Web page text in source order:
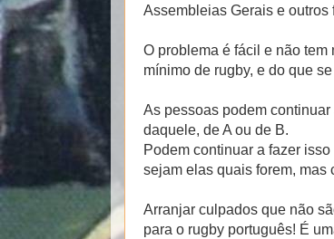
Assembleias Gerais e outros
O problema é fácil e não
mínimo de rugby, e do que
As pessoas podem
daquele, de A ou de B.
Podem continuar a fazer
sejam elas quais forem, mas
Arranjar culpados que não
para o rugby português! É